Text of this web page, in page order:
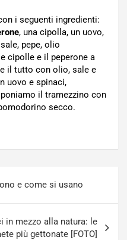
i seguenti ingredienti:
, una cipolla, un uovo,
pepe, olio
cipolle e il peperone a
il tutto con olio, sale e
uovo e spinaci,
il tramezzino con
secco.
e come si usano
in mezzo alla natura: le
più gettonate [FOTO]